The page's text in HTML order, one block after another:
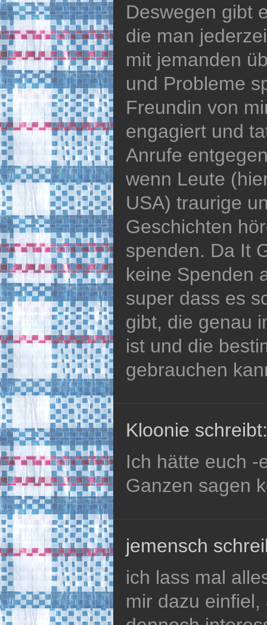
Deswegen gibt
die man
mit jemanden
und Probleme
Freundin von
engagiert und
Anrufe
wenn Leute
USA) traurige
Geschichten
spenden. Da It
keine Spenden
super dass es
gibt, die genau
ist und die
gebrauchen
Kloonie schreibt:
Ich hätte euch -
Ganzen sagen
jemensch
ich lass mal
mir dazu